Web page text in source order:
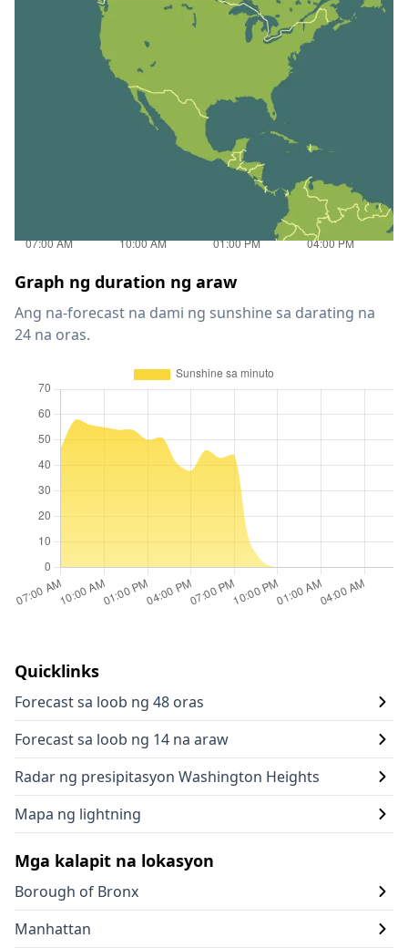
Graph ng duration ng araw
Ang na-forecast na dami ng sunshine sa darating na
24 na oras.
Quicklinks
Forecast sa loob ng 48 oras
Forecast sa loob ng 14 na araw
Radar ng presipitasyon Washington Heights
Mapa ng lightning
Mga kalapit na lokasyon
Borough of Bronx
Manhattan